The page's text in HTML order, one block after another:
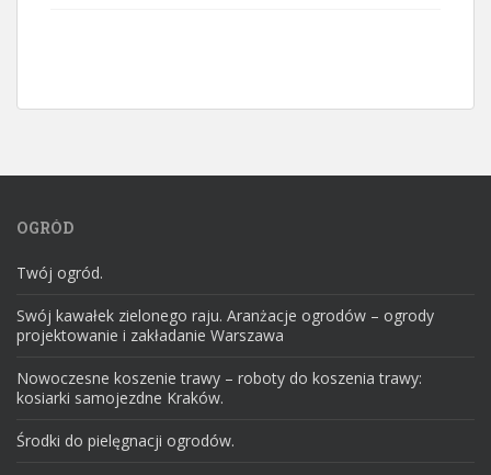
OGRÓD
Twój ogród.
Swój kawałek zielonego raju. Aranżacje ogrodów – ogrody
projektowanie i zakładanie Warszawa
Nowoczesne koszenie trawy – roboty do koszenia trawy:
kosiarki samojezdne Kraków.
Środki do pielęgnacji ogrodów.